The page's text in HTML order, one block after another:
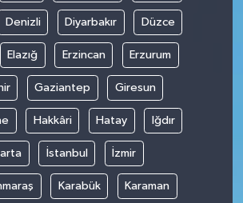
Denizli Diyarbakır Düzce
Elazığ Erzincan Erzurum
Gaziantep Giresun
Hakkâri Hatay Iğdır
İstanbul İzmir
Karabük Karaman